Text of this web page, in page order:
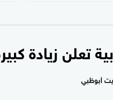
تعلن زيادة